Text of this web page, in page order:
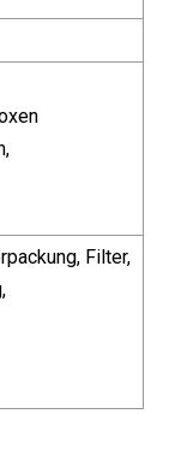
Filter,